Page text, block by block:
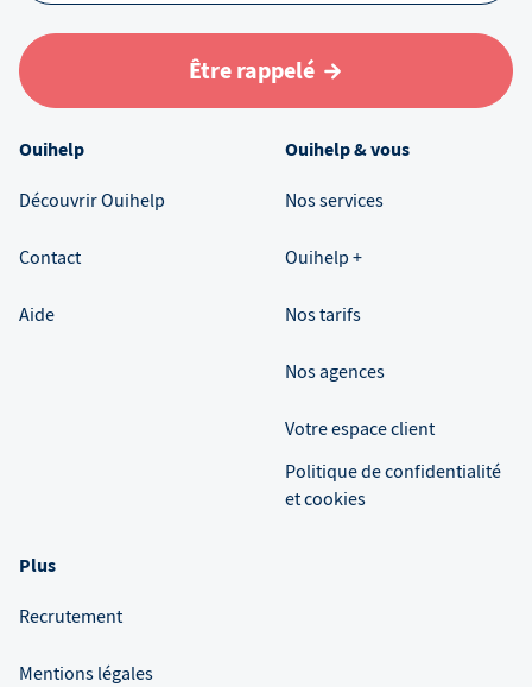
Être rappelé
Ouihelp
Découvrir Ouihelp
Contact
Aide
Ouihelp & vous
Nos services
Ouihelp +
Nos tarifs
Nos agences
Votre espace client
Politique de confidentialité
et cookies
Plus
Recrutement
Mentions légales